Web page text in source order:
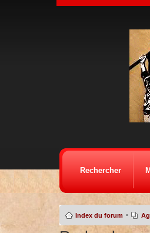
Rechercher
Index du forum •